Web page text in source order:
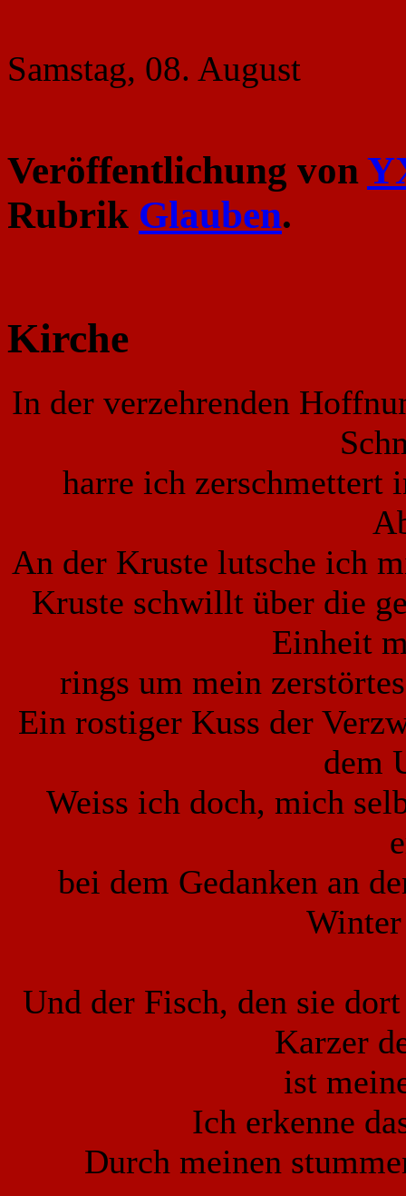
Samstag, 08. August
Veröffentlichung von
Rubrik Glauben.
Kirche
In der verzehrenden
harre ich zerschmettert
An der Kruste lutsche ich
Kruste schwillt über die
Einheit
rings um mein
Ein rostiger Kuss der
dem
Weiss ich doch, mich
bei dem Gedanken an
Und der Fisch, den sie
Karzer
ist
Ich erkenne
Durch meinen